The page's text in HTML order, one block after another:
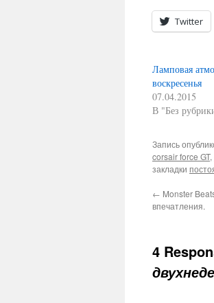
Twitter
Ламповая
воскресенья
07.04.2015
В "Без
Запись
corsair force GT,
закладки
← Monster
впечатления.
4